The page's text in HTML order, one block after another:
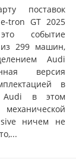
поставок
tron GT 2025
событие
из 299 машин,
Audi
версия
в
Audi в этом
ничем не